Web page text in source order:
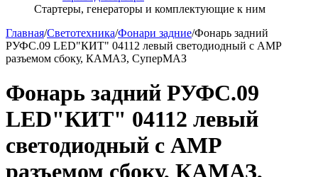
Стартеры, генераторы и комплектующие к ним
Главная/Светотехника/Фонари задние/Фонарь задний
РУФС.09 LED"КИТ" 04112 левый светодиодный с АМР
разъемом сбоку, КАМАЗ, СуперМАЗ
Фонарь задний РУФС.09
LED"КИТ" 04112 левый
светодиодный с АМР
разъемом сбоку, КАМАЗ,